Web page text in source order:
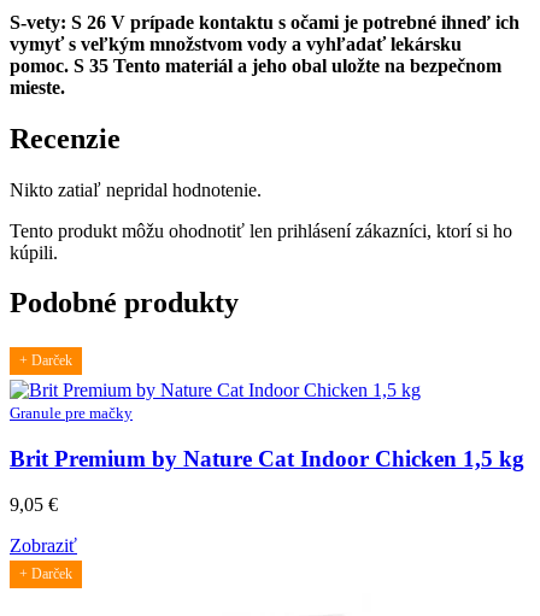
S-vety: S 26 V prípade kontaktu s očami je potrebné ihneď ich
vymyť s veľkým množstvom vody a vyhľadať lekársku
pomoc. S 35 Tento materiál a jeho obal uložte na bezpečnom
mieste.
Recenzie
Nikto zatiaľ nepridal hodnotenie.
Tento produkt môžu ohodnotiť len prihlásení zákazníci, ktorí si ho
kúpili.
Podobné produkty
+ Darček
Granule pre mačky
Brit Premium by Nature Cat Indoor Chicken 1,5 kg
9,05 €
Zobraziť
+ Darček